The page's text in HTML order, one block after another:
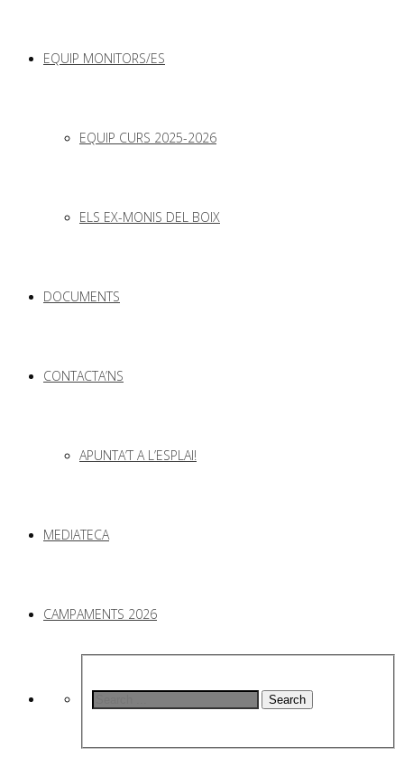
EQUIP MONITORS/ES
EQUIP CURS 2025-2026
ELS EX-MONIS DEL BOIX
DOCUMENTS
CONTACTA’NS
APUNTA’T A L’ESPLAI!
MEDIATECA
CAMPAMENTS 2026
Search